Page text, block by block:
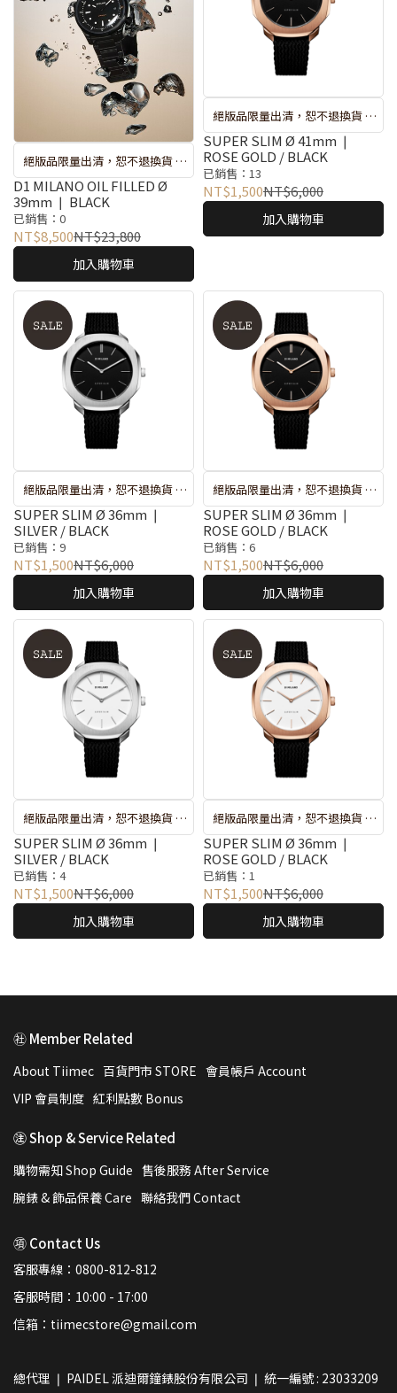
絕版品限量出清，恕不退換貨 ❘
較長備貨期 : 出貨約 7-10 天 ❘ 遇
斷貨系統將自動取消訂單，再請
重新選購 ❘ 錶盒隨機搭贈不挑款
D1 MILANO OIL FILLED Ø
39mm ❘ BLACK
已銷售：0
NT$8,500NT$23,800
加入購物車
絕版品限量出清，恕不退換貨 ❘
較長備貨期 : 出貨約 7-10 天 ❘ 遇
斷貨系統將自動取消訂單，再請
重新選購 ❘ 錶盒隨機搭贈不挑款
SUPER SLIM Ø 41mm ❘
ROSE GOLD / BLACK
已銷售：13
NT$1,500NT$6,000
加入購物車
絕版品限量出清，恕不退換貨 ❘
較長備貨期 : 出貨約 7-10 天 ❘ 遇
斷貨系統將自動取消訂單，再請
重新選購 ❘ 錶盒隨機搭贈不挑款
SUPER SLIM Ø 36mm ❘
SILVER / BLACK
已銷售：9
NT$1,500NT$6,000
加入購物車
絕版品限量出清，恕不退換貨 ❘
較長備貨期 : 出貨約 7-10 天 ❘ 遇
斷貨系統將自動取消訂單，再請
重新選購 ❘ 錶盒隨機搭贈不挑款
SUPER SLIM Ø 36mm ❘
ROSE GOLD / BLACK
已銷售：6
NT$1,500NT$6,000
加入購物車
絕版品限量出清，恕不退換貨 ❘
較長備貨期 : 出貨約 7-10 天 ❘ 遇
斷貨系統將自動取消訂單，再請
重新選購 ❘ 錶盒隨機搭贈不挑款
SUPER SLIM Ø 36mm ❘
SILVER / BLACK
已銷售：4
NT$1,500NT$6,000
加入購物車
絕版品限量出清，恕不退換貨 ❘
較長備貨期 : 出貨約 7-10 天 ❘ 遇
斷貨系統將自動取消訂單，再請
重新選購 ❘ 錶盒隨機搭贈不挑款
SUPER SLIM Ø 36mm ❘
ROSE GOLD / BLACK
已銷售：1
NT$1,500NT$6,000
加入購物車
㊓ Member Related
About Tiimec 百貨門市 STORE 會員帳戶 Account
VIP 會員制度 紅利點數 Bonus
㊟ Shop & Service Related
購物需知 Shop Guide 售後服務 After Service
腕錶 & 飾品保養 Care 聯絡我們 Contact
㊠ Contact Us
客服專線：0800-812-812
客服時間：10:00 - 17:00
信箱：tiimecstore@gmail.com
總代理 ❘ PAIDEL 派迪爾鐘錶股份有限公司 ❘ 統一編號 : 23033209